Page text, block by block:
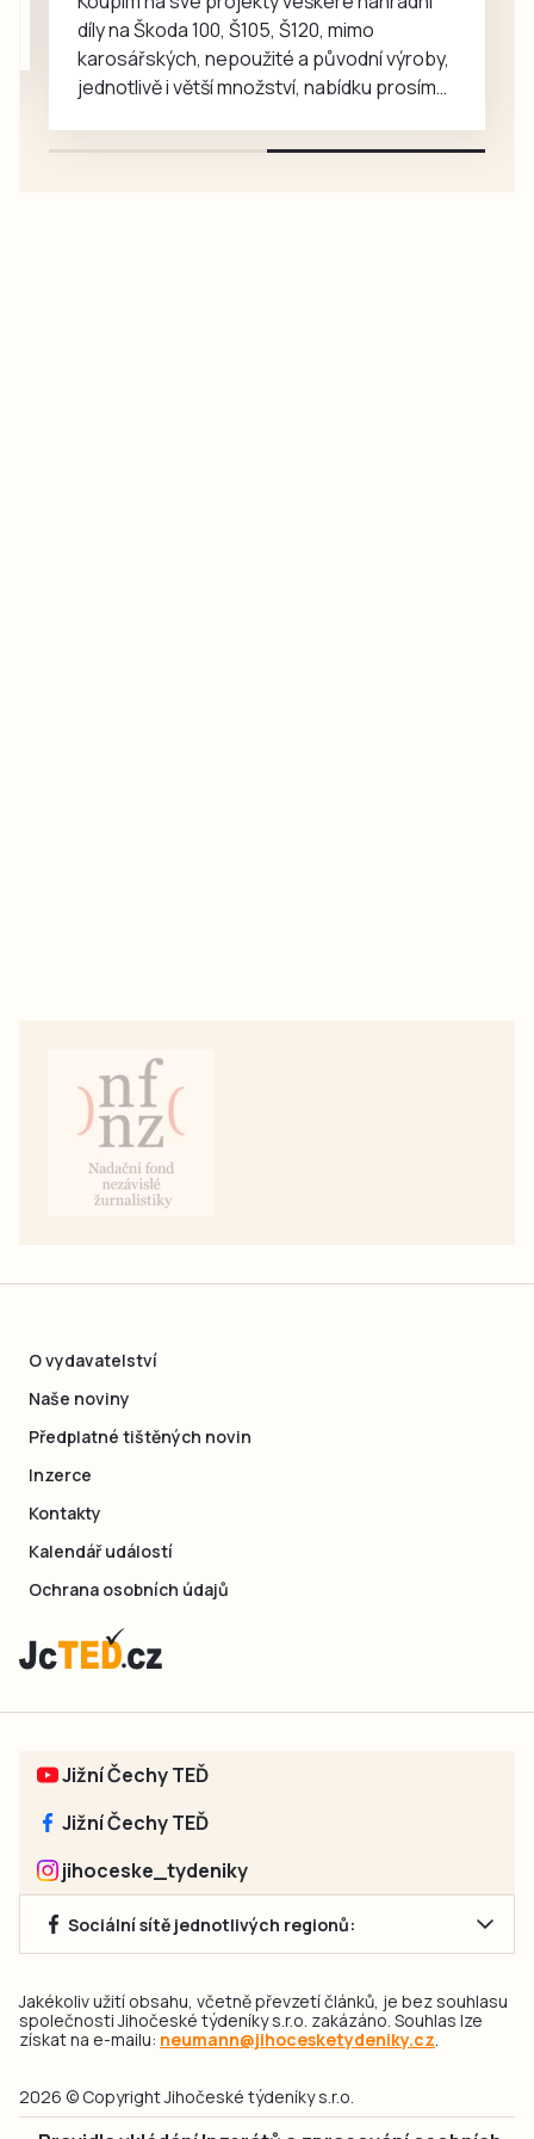
díly na Škoda 100, Š105, Š120, mimo
karosářských, nepoužité a původní výroby,
jednotlivě i větší množství, nabídku prosím
O vydavatelství
Naše noviny
Předplatné tištěných novin
Inzerce
Kontakty
Kalendář událostí
Ochrana osobních údajů
Jižní Čechy TEĎ
Jižní Čechy TEĎ
jihoceske_tydeniky
Sociální sítě jednotlivých regionů:
Jakékoliv užití obsahu, včetně převzetí článků, je bez souhlasu
společnosti Jihočeské týdeníky s.r.o. zakázáno. Souhlas lze
získat na e-mailu: neumann@jihocesketydeniky.cz.
2026 © Copyright Jihočeské týdeníky s.r.o.